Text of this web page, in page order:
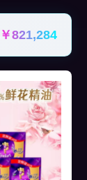
￥821,284